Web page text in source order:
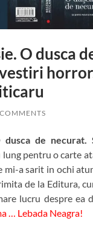
O dusca
dusca de necurat.
lung pentru o carte
mi-a sarit in ochi
de la Editura,
lucru despre ea
… Lebada Neagra!